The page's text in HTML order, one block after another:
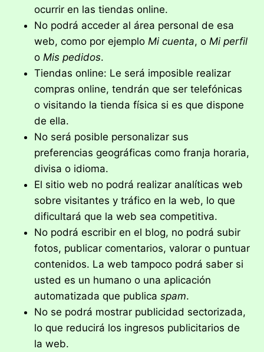
ocurrir en las tiendas online.
No podrá acceder al área personal de esa
web, como por ejemplo Mi cuenta, o Mi perfil
o Mis pedidos.
Tiendas online: Le será imposible realizar
compras online, tendrán que ser telefónicas
o visitando la tienda física si es que dispone
de ella.
No será posible personalizar sus
preferencias geográficas como franja horaria,
divisa o idioma.
El sitio web no podrá realizar analíticas web
sobre visitantes y tráfico en la web, lo que
dificultará que la web sea competitiva.
No podrá escribir en el blog, no podrá subir
fotos, publicar comentarios, valorar o puntuar
contenidos. La web tampoco podrá saber si
usted es un humano o una aplicación
automatizada que publica spam.
No se podrá mostrar publicidad sectorizada,
lo que reducirá los ingresos publicitarios de
la web.